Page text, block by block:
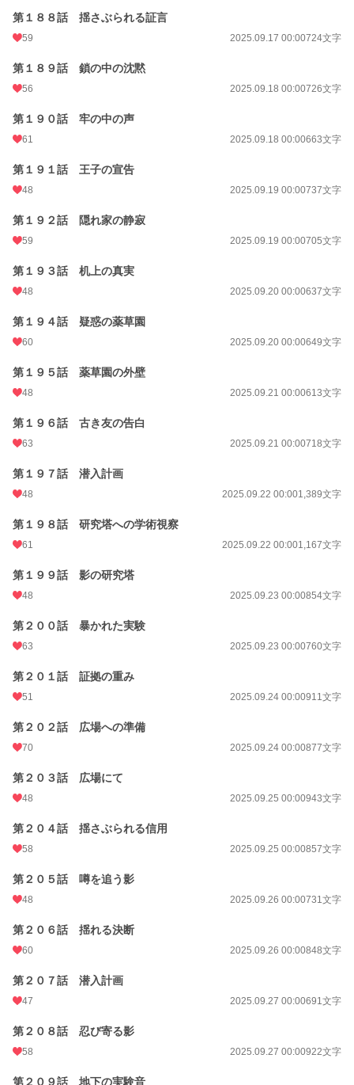
第１８８話 揺さぶられる証言
59 2025.09.17 00:00724文字
第１８９話 鎖の中の沈黙
56 2025.09.18 00:00726文字
第１９０話 牢の中の声
61 2025.09.18 00:00663文字
第１９１話 王子の宣告
48 2025.09.19 00:00737文字
第１９２話 隠れ家の静寂
59 2025.09.19 00:00705文字
第１９３話 机上の真実
48 2025.09.20 00:00637文字
第１９４話 疑惑の薬草園
60 2025.09.20 00:00649文字
第１９５話 薬草園の外壁
48 2025.09.21 00:00613文字
第１９６話 古き友の告白
63 2025.09.21 00:00718文字
第１９７話 潜入計画
48 2025.09.22 00:001,389文字
第１９８話 研究塔への学術視察
61 2025.09.22 00:001,167文字
第１９９話 影の研究塔
48 2025.09.23 00:00854文字
第２００話 暴かれた実験
63 2025.09.23 00:00760文字
第２０１話 証拠の重み
51 2025.09.24 00:00911文字
第２０２話 広場への準備
70 2025.09.24 00:00877文字
第２０３話 広場にて
48 2025.09.25 00:00943文字
第２０４話 揺さぶられる信用
58 2025.09.25 00:00857文字
第２０５話 噂を追う影
48 2025.09.26 00:00731文字
第２０６話 揺れる決断
60 2025.09.26 00:00848文字
第２０７話 潜入計画
47 2025.09.27 00:00691文字
第２０８話 忍び寄る影
58 2025.09.27 00:00922文字
第２０９話 地下の実験音